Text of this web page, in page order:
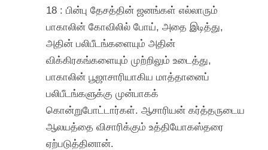
18 : பின்பு தேசத்தின் ஜனங்கள் எல்லாரும்
பாகாலின் கோவிலில் போய், அதை இடித்து,
அதின் பலிபீடங்களையும் அதின்
விக்கிரகங்களையும் முற்றிலும் உடைத்து,
பாகாலின் பூஜாசாரியாகிய மாத்தானைப்
பலிபீடங்களுக்கு முன்பாகக்
கொன்றுபோட்டார்கள். ஆசாரியன் கர்த்தருடைய
ஆலயத்தை விசாரிக்கும் உத்தியோகஸ்தரை
ஏற்படுத்தினான்.